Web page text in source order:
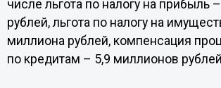
числе льгота по налогу на прибыль
рублей, льгота по налогу на
миллиона рублей, компенсация
по кредитам – 5,9 миллионов